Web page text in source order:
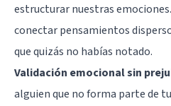
estructurar nuestras
conectar pensamientos
que quizás no habías notado.
Validación emocional sin
alguien que no forma parte de